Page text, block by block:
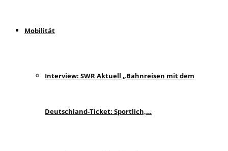
Mobilität
Interview: SWR Aktuell „Bahnreisen mit dem
Deutschland-Ticket: Sportlich,…